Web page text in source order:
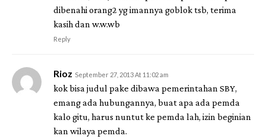
dibenahi orang2 yg imannya goblok tsb, terima
kasih dan w.w.wb
Reply
Rioz September 27, 2013 At 11:02 am
kok bisa judul pake dibawa pemerintahan SBY,
emang ada hubungannya, buat apa ada pemda
kalo gitu, harus nuntut ke pemda lah, izin beginian
kan wilaya pemda.